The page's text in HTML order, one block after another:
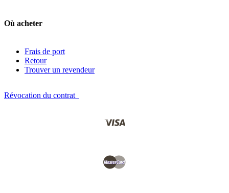
Où acheter
Frais de port
Retour
Trouver un revendeur
Révocation du contrat